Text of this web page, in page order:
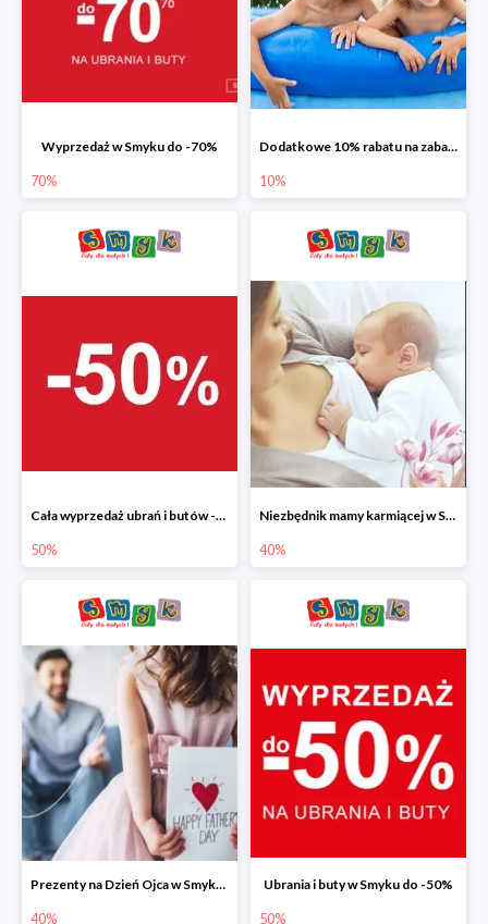
Wyprzedaż w Smyku do -70%
70%
Dodatkowe 10% rabatu na zabawki ogrodowe i baseny
10%
Cała wyprzedaż ubrań i butów -50%
50%
Niezbędnik mamy karmiącej w Smyku do -40%
40%
Prezenty na Dzień Ojca w Smyku do -40%
40%
Ubrania i buty w Smyku do -50%
50%